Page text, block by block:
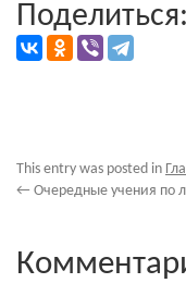
Поделиться:
This entry was posted in
← Очередные учения по